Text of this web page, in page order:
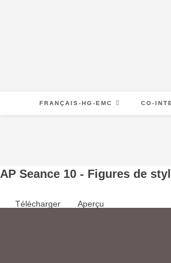
FRANÇAIS-HG-EMC CO-
AP Seance 10 - Figures de
Télécharger Aperçu